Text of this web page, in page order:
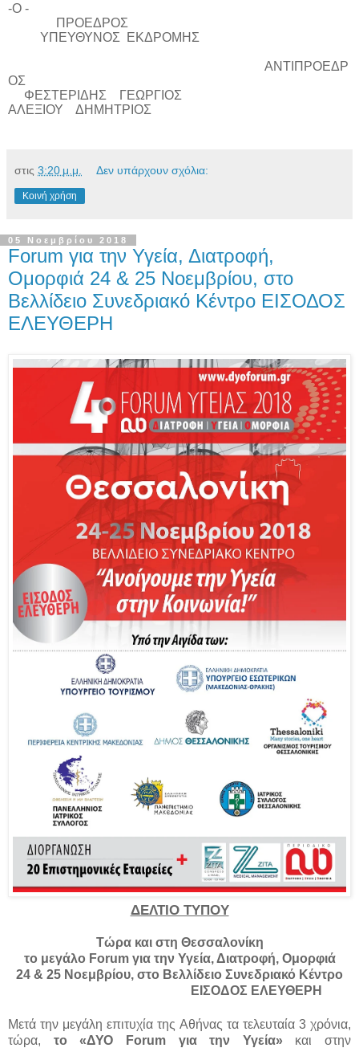
-Ο -
ΠΡΟΕΔΡΟΣ
ΥΠΕΥΘΥΝΟΣ
ΕΚΔΡΟΜΗΣ
ΑΝΤΙΠΡΟΕΔΡ
ΟΣ
ΦΕΣΤΕΡΙΔΗΣ
ΓΕΩΡΓΙΟΣ
ΑΛΕΞΙΟΥ
ΔΗΜΗΤΡΙΟΣ
στις 3:20 μ.μ. Δεν υπάρχουν σχόλια:
Κοινή χρήση
05 Νοεμβρίου 2018
Forum για την Υγεία, Διατροφή,
Ομορφιά 24 & 25 Νοεμβρίου, στο
Βελλίδειο Συνεδριακό Κέντρο ΕΙΣΟΔΟΣ
ΕΛΕΥΘΕΡΗ
ΔΕΛΤΙΟ ΤΥΠΟΥ
Τώρα και στη Θεσσαλονίκη
το μεγάλο Forum για την Υγεία, Διατροφή, Ομορφιά
24 & 25 Νοεμβρίου, στο Βελλίδειο Συνεδριακό Κέντρο
ΕΙΣΟΔΟΣ ΕΛΕΥΘΕΡΗ
Μετά την μεγάλη επιτυχία της Αθήνας τα τελευταία 3 χρόνια,
τώρα, το «ΔΥΟ Forumγια την Υγεία»και στην